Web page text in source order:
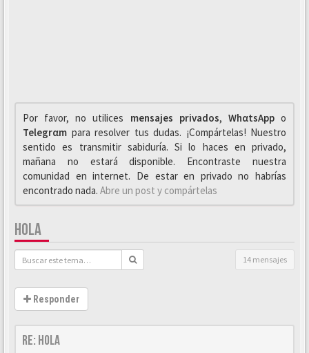
Por favor, no utilices mensajes privados, WhαtsAppo
Telegrαm para resolver tus dudas. ¡Compártelas! Nuestro
sentido es transmitir sabiduría. Si lo haces en privado,
mañana no estará disponible. Encontraste nuestra
comunidad en internet. De estar en privado no habrías
encontrado nada. Abre un post y compártelas
HOLA
14 mensajes
Responder
Re: Hola